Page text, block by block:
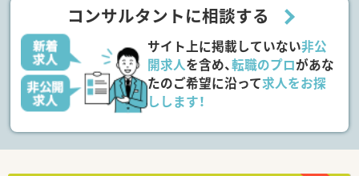
■在宅医療にも積極的取り組んでおり「訪問調剤特化型店舗」を
50店舗以上、無菌調剤室は業界最多の51店舗設置しています
■「プラチナくるみん認定企業」「健康経営優良法人2023（大規模
法人部門）認定」等を取得し一人ひとりが働きやすい環境が整備
されています
■充実した研修制度、人事制度、評価制度、キャリア支援制度等
があるのも特徴です
コンサルタントに相談する
サイト上に掲載していない非公
開求人を含め、転職のプロがあな
たのご希望に沿って求人をお探
しします！